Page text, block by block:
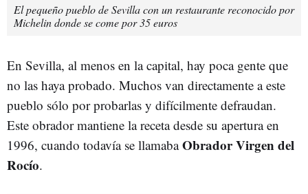
El pequeño pueblo de Sevilla con un restaurante reconocido por
Michelin donde se come por 35 euros
En Sevilla, al menos en la capital, hay poca gente que
no las haya probado. Muchos van directamente a este
pueblo sólo por probarlas y difícilmente defraudan.
Este obrador mantiene la receta desde su apertura en
1996, cuando todavía se llamabaObrador Virgen del
Rocío.